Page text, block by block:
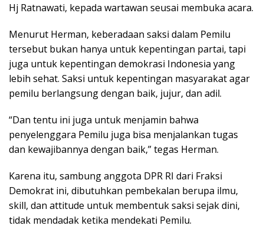
Hj Ratnawati, kepada wartawan seusai membuka acara.
Menurut Herman, keberadaan saksi dalam Pemilu
tersebut bukan hanya untuk kepentingan partai, tapi
juga untuk kepentingan demokrasi Indonesia yang
lebih sehat. Saksi untuk kepentingan masyarakat agar
pemilu berlangsung dengan baik, jujur, dan adil.
“Dan tentu ini juga untuk menjamin bahwa
penyelenggara Pemilu juga bisa menjalankan tugas
dan kewajibannya dengan baik,” tegas Herman.
Karena itu, sambung anggota DPR RI dari Fraksi
Demokrat ini, dibutuhkan pembekalan berupa ilmu,
skill, dan attitude untuk membentuk saksi sejak dini,
tidak mendadak ketika mendekati Pemilu.